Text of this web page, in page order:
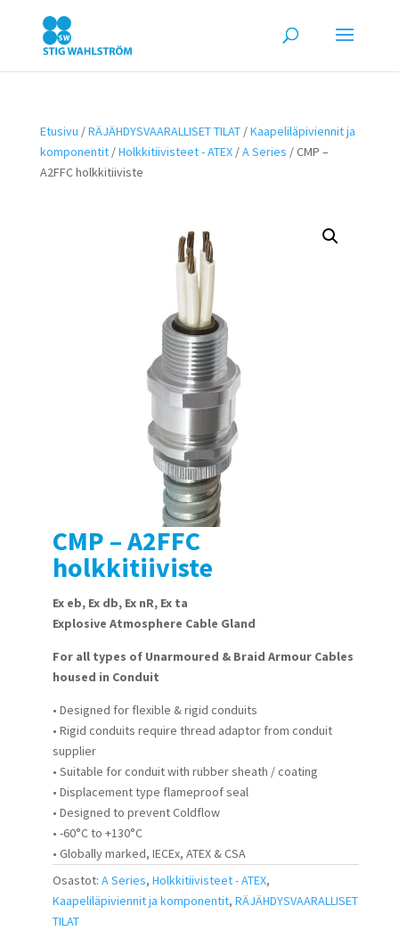
Etusivu /RÄJÄHDYSVAARALLISET TILAT/Kaapeliläpiviennit ja
komponentit/Holkkitiivisteet - ATEX/A Series / CMP –
A2FFC holkkitiiviste
CMP – A2FFC
holkkitiiviste
Ex eb, Ex db, Ex nR, Ex ta
Explosive Atmosphere Cable Gland
For all types of Unarmoured & Braid Armour Cables
housed in Conduit
• Designed for flexible & rigid conduits
• Rigid conduits require thread adaptor from conduit
supplier
• Suitable for conduit with rubber sheath / coating
• Displacement type flameproof seal
• Designed to prevent Coldflow
• -60°C to +130°C
• Globally marked, IECEx, ATEX & CSA
Osastot: A Series, Holkkitiivisteet - ATEX,
Kaapeliläpiviennit ja komponentit, RÄJÄHDYSVAARALLISET
TILAT